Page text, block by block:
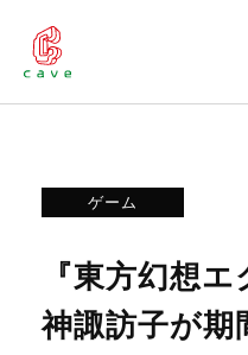
ゲーム
『東方幻想
神諏訪子が期